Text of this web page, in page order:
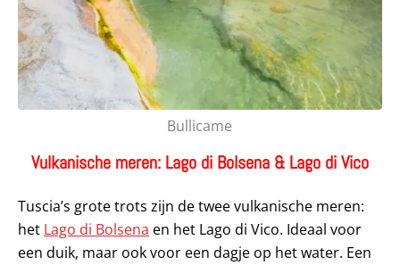
Bullicame
Vulkanische meren: Lago di Bolsena & Lago di Vico
Tuscia’s grote trots zijn de twee vulkanische meren:
het Lago di Bolsena en het Lago di Vico. Ideaal voor
een duik, maar ook voor een dagje op het water. Een